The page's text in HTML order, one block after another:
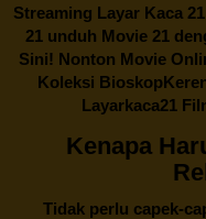
Streaming Layar Kaca
21 unduh Movie 21
Sini! Nonton Movie
Koleksi
Layarkaca21
Kenapa
Tidak perlu capek-